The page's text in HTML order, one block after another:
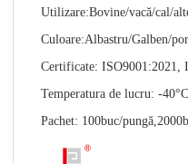
Utilizare:Bovine/vacă/cal/
Culoare:Albastru/Galben/
Certificate: ISO9001:2021,
Temperatura de lucru: -
Pachet: 100buc/pungă,2000